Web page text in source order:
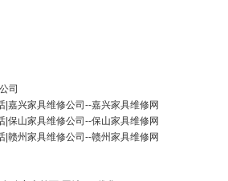
司
|嘉兴家具维修公司--嘉兴家具维修网
|保山家具维修公司--保山家具维修网
|赣州家具维修公司--赣州家具维修网